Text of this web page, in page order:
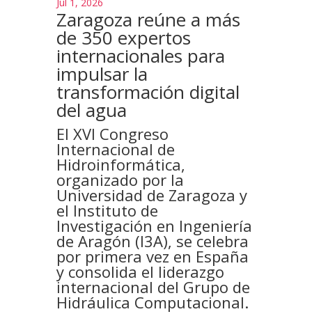
Zaragoza reúne a más
de 350 expertos
internacionales para
impulsar la
transformación digital
del agua
El XVI Congreso
Internacional de
Hidroinformática,
organizado por la
Universidad de Zaragoza y
el Instituto de
Investigación en Ingeniería
de Aragón (I3A), se celebra
por primera vez en España
y consolida el liderazgo
internacional del Grupo de
Hidráulica Computacional.